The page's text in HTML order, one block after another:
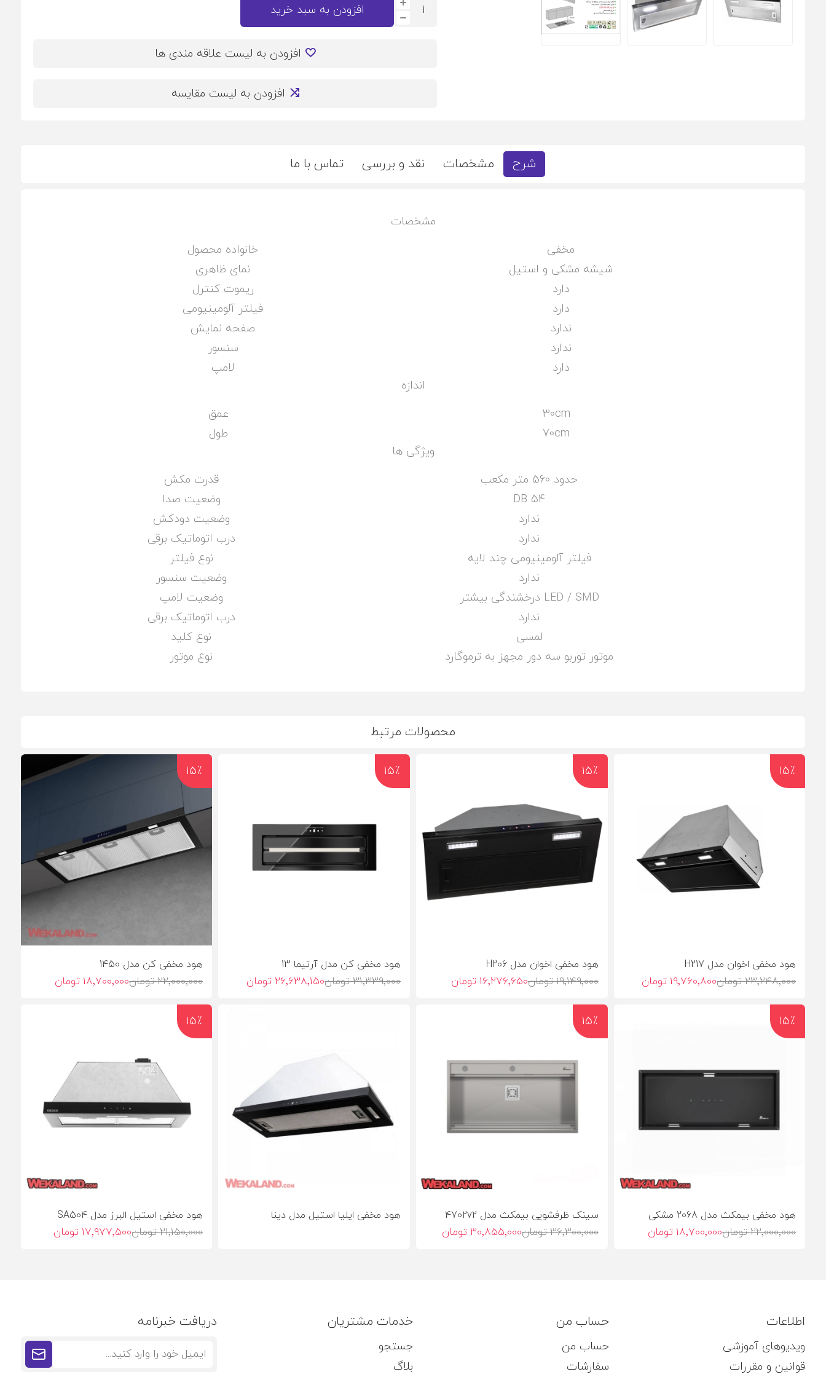
افزودن به سبد خرید
افزودن به لیست علاقه مندی ها
افزودن به لیست مقایسه
شرح مشخصات نقد و بررسی تماس با ما
مشخصات
مخفی
خانواده محصول
شیشه مشکی و استیل
نمای ظاهری
دارد
ریموت کنترل
دارد
فیلتر آلومینیومی
ندارد
صفحه نمایش
ندارد
سنسور
دارد
لامپ
اندازه
30cm
عمق
70cm
طول
ویژگی ها
حدود 560 متر مکعب
قدرت مکش
54 DB
وضعیت صدا
ندارد
وضعیت دودکش
ندارد
درب اتوماتیک برقی
فیلتر آلومینیومی چند لایه
نوع فیلتر
ندارد
وضعیت سنسور
LED / SMD درخشندگی بیشتر
وضعیت لامپ
ندارد
درب اتوماتیک برقی
لمسی
نوع کلید
موتور توربو سه دور مجهز به ترموگارد
نوع موتور
محصولات مرتبط
15٪
هود مخفی اخوان مدل H217
23٬248٬000 تومان 19٬760٬800 تومان
15٪
هود مخفی اخوان مدل H206
19٬149٬000 تومان 16٬276٬650 تومان
15٪
هود مخفی کن مدل آرتیما 13
31٬339٬000 تومان 26٬638٬150 تومان
15٪
هود مخفی کن مدل 1450
22٬000٬000 تومان 18٬700٬000 تومان
15٪
هود مخفی بیمکث مدل 2068 مشکی
22٬000٬000 تومان 18٬700٬000 تومان
15٪
سینک ظرفشویی بیمکث مدل 4702v2
36٬300٬000 تومان 30٬855٬000 تومان
هود مخفی ایلیا استیل مدل دینا
15٪
هود مخفی استیل البرز مدل SA504
21٬150٬000 تومان 17٬977٬500 تومان
اطلاعات
ویدیوهای آموزشی
قوانین و مقررات
حساب من
حساب من
سفارشات
خدمات مشتریان
جستجو
بلاگ
دریافت خبرنامه